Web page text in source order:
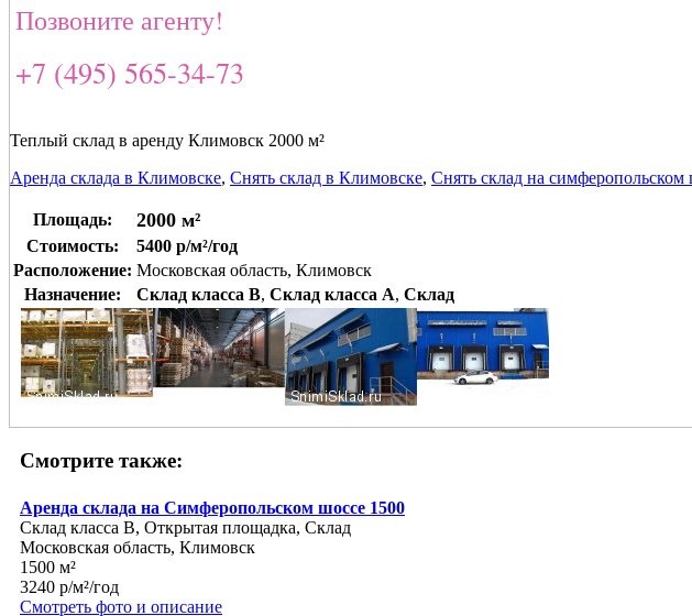
Позвоните агенту!
+7 (495) 565-34-73
Теплый склад в аренду Климовск 2000 м²
Аренда склада в Климовске, Снять склад в Климовске, Снять склад на симферопольском
Площадь: 2000 м²
Стоимость:
5400 р/м²/год
Расположение: Московская область, Климовск
Назначение:
Склад класса B, Склад класса A, Склад
Смотрите также:
Аренда склада на Симферопольском шоссе 1500
Склад класса B, Открытая площадка, Склад
Московская область, Климовск
1500 м²
3240 р/м²/год
Смотреть фото и описание